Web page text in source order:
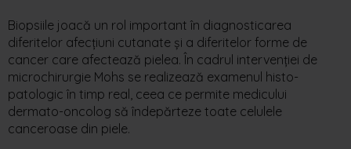
Biopsiile joacă un rol important în diagnosticarea
diferitelor afecțiuni cutanate și a diferitelor forme de
cancer care afectează pielea. În cadrul intervenției de
microchirurgie Mohs se realizează examenul histo-
patologic în timp real, ceea ce permite medicului
dermato-oncolog să îndepărteze toate celulele
canceroase din piele.